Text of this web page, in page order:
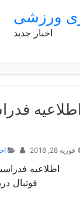
ورزشی
اخبار جدید
فوریه 28, 2018
اطلاعیه
فوتبال